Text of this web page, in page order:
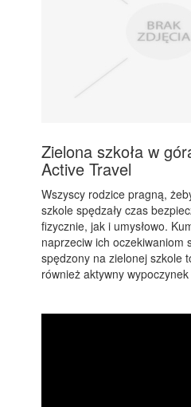
Zielona szkoła w
Active Travel
Wszyscy rodzice pragną,
szkole spędzały czas
fizycznie, jak i umysłowo.
naprzeciw ich oczekiwaniom
spędzony na zielonej szkole
również aktywny